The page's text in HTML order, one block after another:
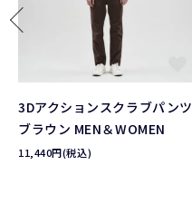
3Dアクションスクラブパンツ
ブラウン MEN＆WOMEN
11,440円(税込)